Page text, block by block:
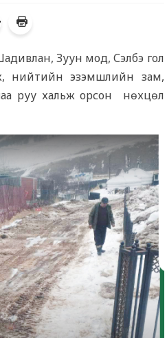
Зуун мод, Сэлбэ гол
нийтийн эзэмшлийн зам,
руу хальж орсон нөхцөл